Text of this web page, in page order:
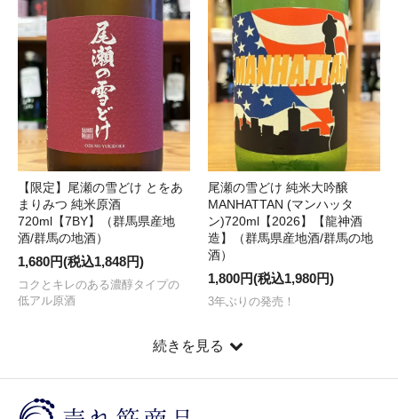
【限定】尾瀬の雪どけ とをあ
まりみつ 純米原酒
720ml【7BY】（群馬県産地
酒/群馬の地酒）
1,680円(税込1,848円)
コクとキレのある濃醇タイプの
低アル原酒
尾瀬の雪どけ 純米大吟醸
MANHATTAN (マンハッタ
ン)720ml【2026】【龍神酒
造】（群馬県産地酒/群馬の地
酒）
1,800円(税込1,980円)
3年ぶりの発売！
続きを見る